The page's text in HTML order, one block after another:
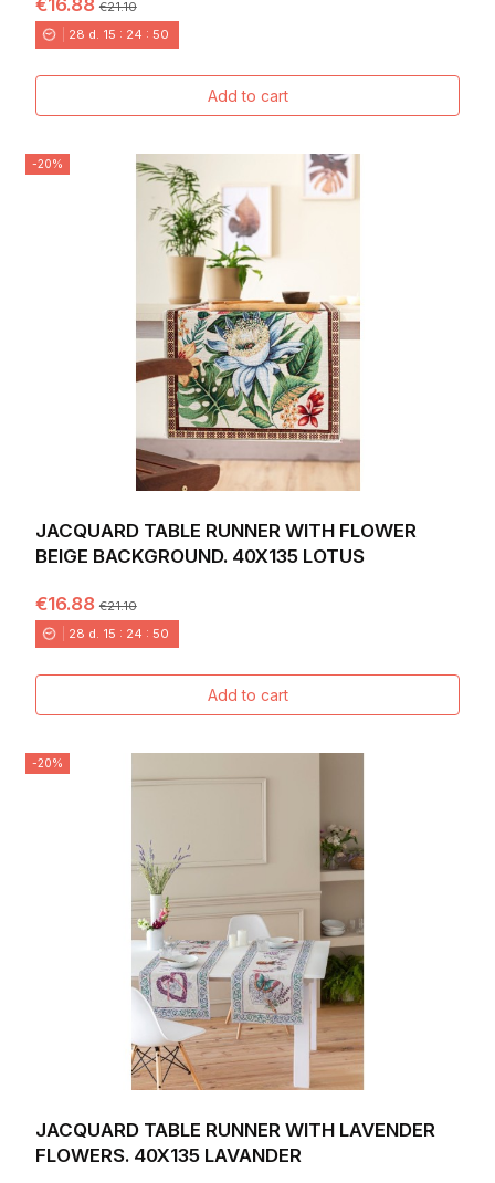
€21.10
28 d. 15 : 24 : 49
Add to cart
-20%
JACQUARD TABLE RUNNER WITH FLOWER
BEIGE BACKGROUND. 40X135 LOTUS
€16.88€21.10
28 d. 15 : 24 : 49
Add to cart
-20%
JACQUARD TABLE RUNNER WITH LAVENDER
FLOWERS. 40X135 LAVANDER